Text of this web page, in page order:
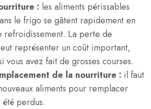
: les aliments périssables
le frigo se gâtent rapidement en
refroidissement. La perte de
représenter un coût important,
vous avez fait de grosses courses.
de la nourriture : il faut
aliments pour remplacer
perdus.